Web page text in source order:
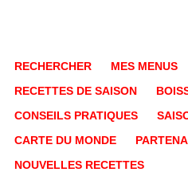
RECHERCHER MES MENUS
RECETTES DE SAISON
CONSEILS PRATIQUES
CARTE DU MONDE
NOUVELLES RECETTES